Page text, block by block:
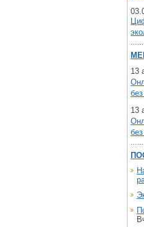
13
13